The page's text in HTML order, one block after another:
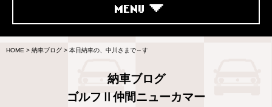
MENU
HOME > 納車ブログ > 本日納車の、中川さまで～す
納車ブログ
ゴルフⅡ仲間ニューカマー